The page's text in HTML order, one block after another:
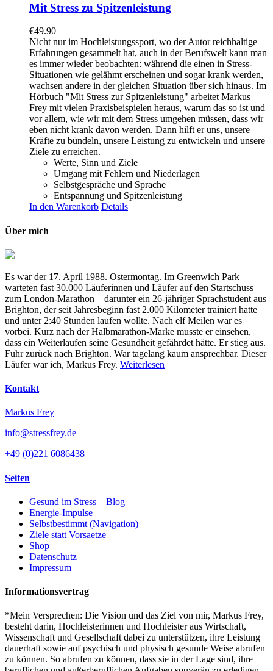
Mit Stress zu Spitzenleistung
€49.90
Nicht nur im Hochleistungssport, wo der Autor reichhaltige
Erfahrungen gesammelt hat, auch in der Berufswelt kann man
es immer wieder beobachten: während die einen in Stress-
Situationen wie gelähmt erscheinen und sogar krank werden,
wachsen andere in der gleichen Situation über sich hinaus. Im
Hörbuch "Mit Stress zur Spitzenleistung" arbeitet Markus
Frey mit vielen Praxisbeispielen heraus, warum das so ist und
vor allem, wie wir mit dem Stress umgehen müssen, dass wir
eben nicht krank davon werden. Dann hilft er uns, unsere
Kräfte zu bündeln, unsere Leistung zu entwickeln und unsere
Ziele zu erreichen.
Werte, Sinn und Ziele
Umgang mit Fehlern und Niederlagen
Selbstgespräche und Sprache
Entspannung und Spitzenleistung
In den Warenkorb Details
Über mich
Es war der 17. April 1988. Ostermontag. Im Greenwich Park
warteten fast 30.000 Läuferinnen und Läufer auf den Startschuss
zum London-Marathon – darunter ein 26-jähriger Sprachstudent aus
Brighton, der seit Jahresbeginn fast 2.000 Kilometer trainiert hatte
und unter 2:40 Stunden laufen wollte. Nach elf Meilen war es
vorbei. Kurz nach der Halbmarathon-Marke musste er einsehen,
dass ein Weiterlaufen seine Gesundheit gefährdet hätte. Er stieg aus.
Fuhr zurück nach Brighton. War tagelang kaum ansprechbar. Dieser
Läufer war ich, Markus Frey. Weiterlesen
Kontakt
Markus Frey
info@stressfrey.de
+49 (0)221 6086438
Seiten
Gesund im Stress – Blog
Energie-Impulse
Selbstbestimmt (Navigation)
Ziele statt Vorsaetze
Shop
Datenschutz
Impressum
Informationsvertrag
*Mein Versprechen: Die Vision und das Ziel von mir, Markus Frey,
besteht darin, Hochleisterinnen und Hochleister aus Wirtschaft,
Wissenschaft und Gesellschaft dabei zu unterstützen, ihre Leistung
dauerhaft sowie auf psychisch und physisch gesunde Weise abrufen
zu können. So abrufen zu können, dass sie in der Lage sind, ihre